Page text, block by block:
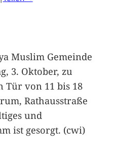
Muslim Gemeinde
3. Oktober, zu
Tür von 11 bis 18
Rathausstraße
und
ist gesorgt. (cwi)